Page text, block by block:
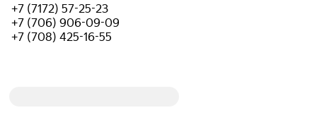
+7 (7172) 57-25-23
+7 (706) 906-09-09
+7 (708) 425-16-55